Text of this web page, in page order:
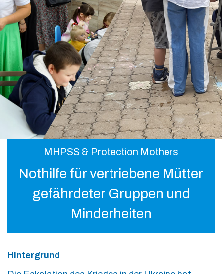
MHPSS & Protection Mothers
Nothilfe für vertriebene Mütter
gefährdeter Gruppen und
Minderheiten
Hintergrund